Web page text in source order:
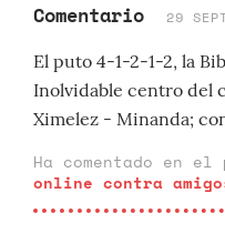
Comentario 29
El puto 4-1-2-1-2, la
Inolvidable centro del
Ximelez - Minanda;
Ha comentado en el
online contra